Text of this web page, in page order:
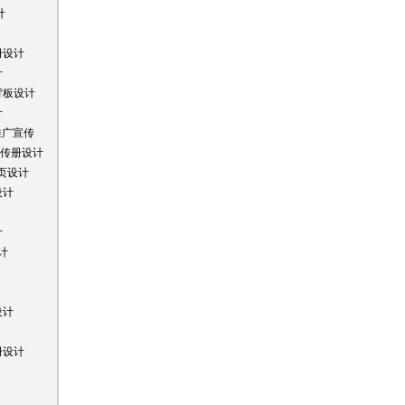
设计
板设计
宣传
册设计
设计
计
计
设计